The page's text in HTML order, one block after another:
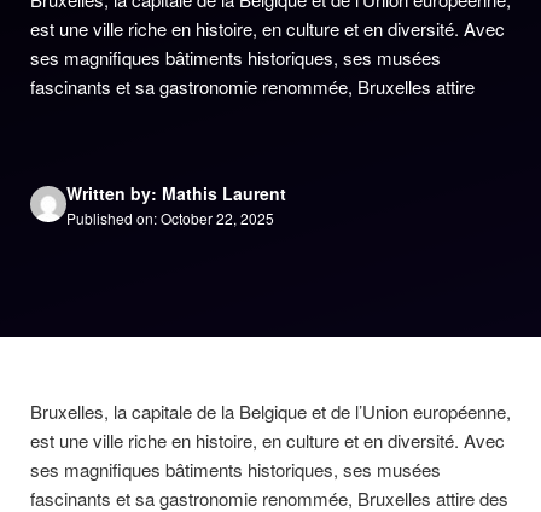
est une ville riche en histoire, en culture et en diversité. Avec
ses magnifiques bâtiments historiques, ses musées
fascinants et sa gastronomie renommée, Bruxelles attire
Written by: Mathis Laurent
Published on: October 22, 2025
Bruxelles, la capitale de la Belgique et de l’Union européenne,
est une ville riche en histoire, en culture et en diversité. Avec
ses magnifiques bâtiments historiques, ses musées
fascinants et sa gastronomie renommée, Bruxelles attire des